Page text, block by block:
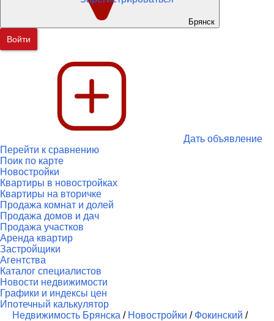
Брянск
Войти
Дать объявление
Перейти к сравнению
Поик по карте
Новостройки
Квартиры в новостройках
Квартиры на вторичке
Продажа комнат и долей
Продажа домов и дач
Продажа участков
Аренда квартир
Застройщики
Агентства
Каталог специалистов
Новости недвижимости
Графики и индексы цен
Ипотечный калькулятор
Недвижимость Брянска / Новостройки / Фокинский /